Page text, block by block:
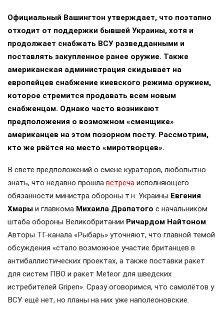
Официальный Вашингтон утверждает, что поэтапно
отходит от поддержки бывшей Украины, хотя и
продолжает снабжать ВСУ разведданными и
поставлять закупленное ранее оружие. Также
американская администрация скидывает на
европейцев снабжение киевского режима оружием,
которое стремится продавать всем новым
снабженцам. Однако часто возникают
предположения о возможном «сменщике»
американцев на этом позорном посту. Рассмотрим,
кто же рвётся на место «миротворцев».
В свете предположений о смене кураторов, любопытно
знать, что недавно прошла встреча исполняющего
обязанности министра обороны т.н. Украины Евгения
Хмары и главкома Михаила Драпатого с начальником
штаба обороны Великобритании Ричардом Найтоном.
Авторы ТГ-канала «Рыбарь» уточняют, что главной темой
обсуждения «стало возможное участие британцев в
антибаллистических проектах, а также поставки ракет
для систем ПВО и ракет Meteor для шведских
истребителей Gripen». Сразу оговоримся, что самолётов у
ВСУ ещё нет, но планы на них уже наполеоновские.